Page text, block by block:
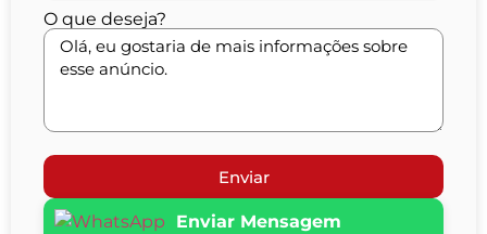
O que deseja?
Enviar
Enviar Mensagem